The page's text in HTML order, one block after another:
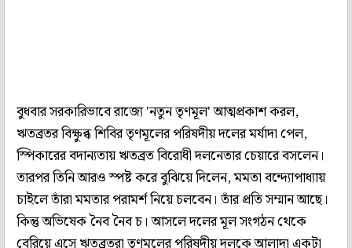
বুধবার সরকারিভাবে রাজ্যে 'নতুন তৃণমূল' আত্মপ্রকাশ করল,
ঋতব্রতর বিক্ষুব্ধ শিবির তৃণমূলের পরিষদীয় দলের মর্যাদা পেল,
স্পিকারের বদান্যতায় ঋতব্রত বিরোধী দলনেতার চেয়ারে বসলেন।
তারপর তিনি আরও স্পষ্ট করে বুঝিয়ে দিলেন, মমতা বন্দ্যোপাধ্যায়
চাইলে তাঁরা মমতার পরামর্শ নিয়ে চলবেন। তাঁর প্রতি সম্মান আছে।
কিন্তু অভিষেক নৈব নৈব চ। আসলে দলের মূল সংগঠন থেকে